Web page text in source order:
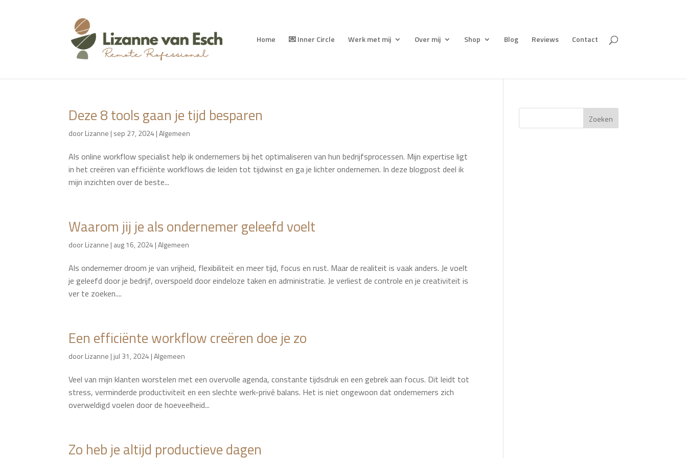
Home 💌 Inner Circle Werk met mij Over mij Shop Blog Reviews Contact
Deze 8 tools gaan je tijd besparen
doorLizanne | sep 27, 2024 |Algemeen
Als online workflow specialist help ik ondernemers bij het optimaliseren van hun bedrijfsprocessen. Mijn expertise ligt
in het creëren van efficiënte workflows die leiden tot tijdwinst en ga je lichter ondernemen. In deze blogpost deel ik
mijn inzichten over de beste...
Waarom jij je als ondernemer geleefd voelt
doorLizanne | aug 16, 2024 |Algemeen
Als ondernemer droom je van vrijheid, flexibiliteit en meer tijd, focus en rust. Maar de realiteit is vaak anders. Je voelt
je geleefd door je bedrijf, overspoeld door eindeloze taken en administratie. Je verliest de controle en je creativiteit is
ver te zoeken....
Een efficiënte workflow creëren doe je zo
doorLizanne | jul 31, 2024 |Algemeen
Veel van mijn klanten worstelen met een overvolle agenda, constante tijdsdruk en een gebrek aan focus. Dit leidt tot
stress, verminderde productiviteit en een slechte werk-privé balans. Het is niet ongewoon dat ondernemers zich
overweldigd voelen door de hoeveelheid...
Zo heb je altijd productieve dagen
Zoeken